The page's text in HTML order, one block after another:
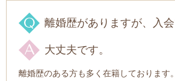
離婚歴がありますが、入
大丈夫です。
離婚歴のある方も多く在籍しております